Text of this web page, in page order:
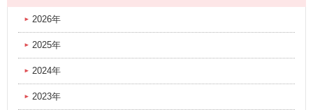
2026年
2025年
2024年
2023年